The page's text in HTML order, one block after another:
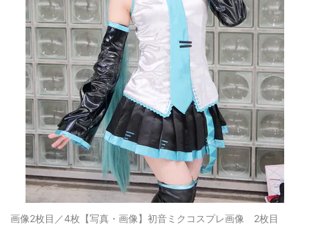
画像2枚目／4枚 【写真・画像】初音ミクコスプレ画像 2枚目